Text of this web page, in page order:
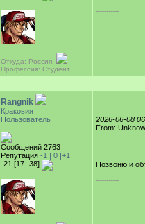
Откуда: Россия,
Профессия: Студент
-----------
Rangnik
Краковия
Пользователь
Сообщений 2763
Репутация -1 | 0 |+1
-21 [17 -38]
2026-06-08
From:
Позвоню и
-----------